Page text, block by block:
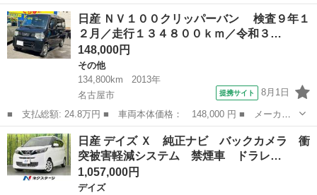
ー名： 日産 ■ 車種名： フェアレディＺ ■ グレード名： バー
ジョンＳＴ 先進運転支援 純正ナビ バックカメラ ＬＥＤヘッド
ライト ...
愛知 名古屋市 フェアレディZ
日産 ＮＶ１００クリッパーバン 検査９年１
２月／走行１３４８００ｋｍ／令和３…
148,000円
その他
134,800km
2013年
名古屋市
提携サイト 8月1日
■ 支払総額: 24.8万円 ■ 車両本体価格： 148,000 円 ■ メーカー
名： 日産 ■ 車種名： ＮＶ１００クリッパーバン ■ グレード
名： 検査９年１２月／走行１３４８００ｋｍ／令和３年２月走行
９８０９４ｋｍ...
愛知 名古屋市 その他
日産 デイズ Ｘ 純正ナビ バックカメラ 衝
突被害軽減システム 禁煙車 ドラレ…
1,057,000円
デイズ